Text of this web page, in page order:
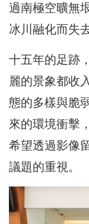
過南極空曠無
冰川融化而失
十五年的足跡
麗的景象都收
態的多樣與脆
來的環境衝擊
希望透過影像
議題的重視。